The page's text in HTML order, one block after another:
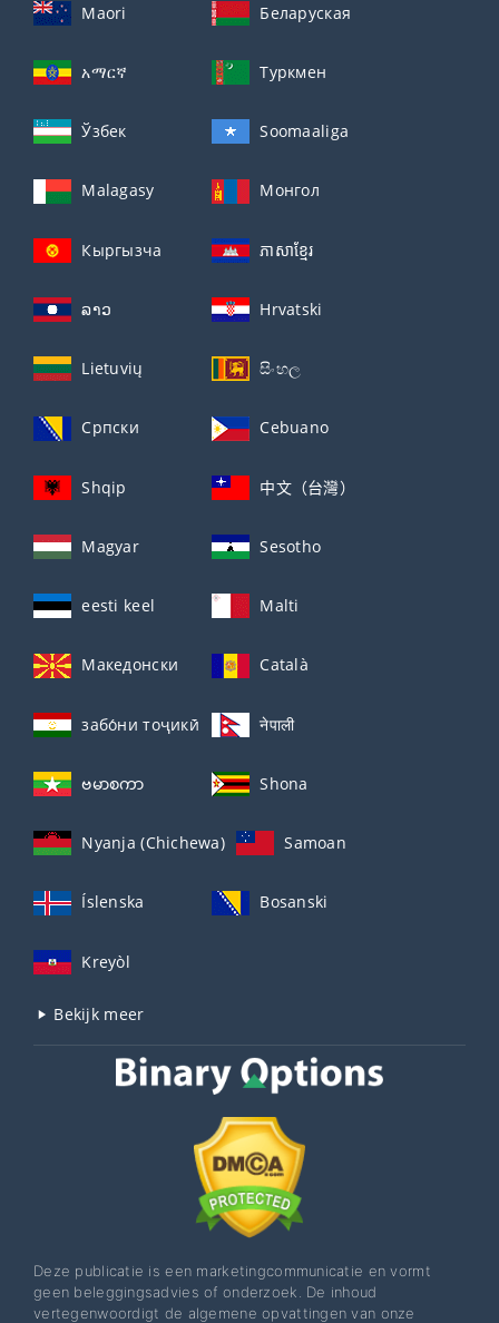
Maori Беларуская
አማርኛ Туркмен
Ўзбек Soomaaliga
Malagasy Монгол
Кыргызча ភាសាខ្មែរ
ລາວ Hrvatski
Lietuvių සිංහල
Српски Cebuano
Shqip 中文（台灣）
Magyar Sesotho
eesti keel Malti
Македонски Català
забо́ни тоҷикӣ́ नेपाली
ဗမာစကာ Shona
Nyanja (Chichewa) Samoan
Íslenska Bosanski
Kreyòl
Bekijk meer
Deze publicatie is een marketingcommunicatie en vormt
geen beleggingsadvies of onderzoek. De inhoud
vertegenwoordigt de algemene opvattingen van onze